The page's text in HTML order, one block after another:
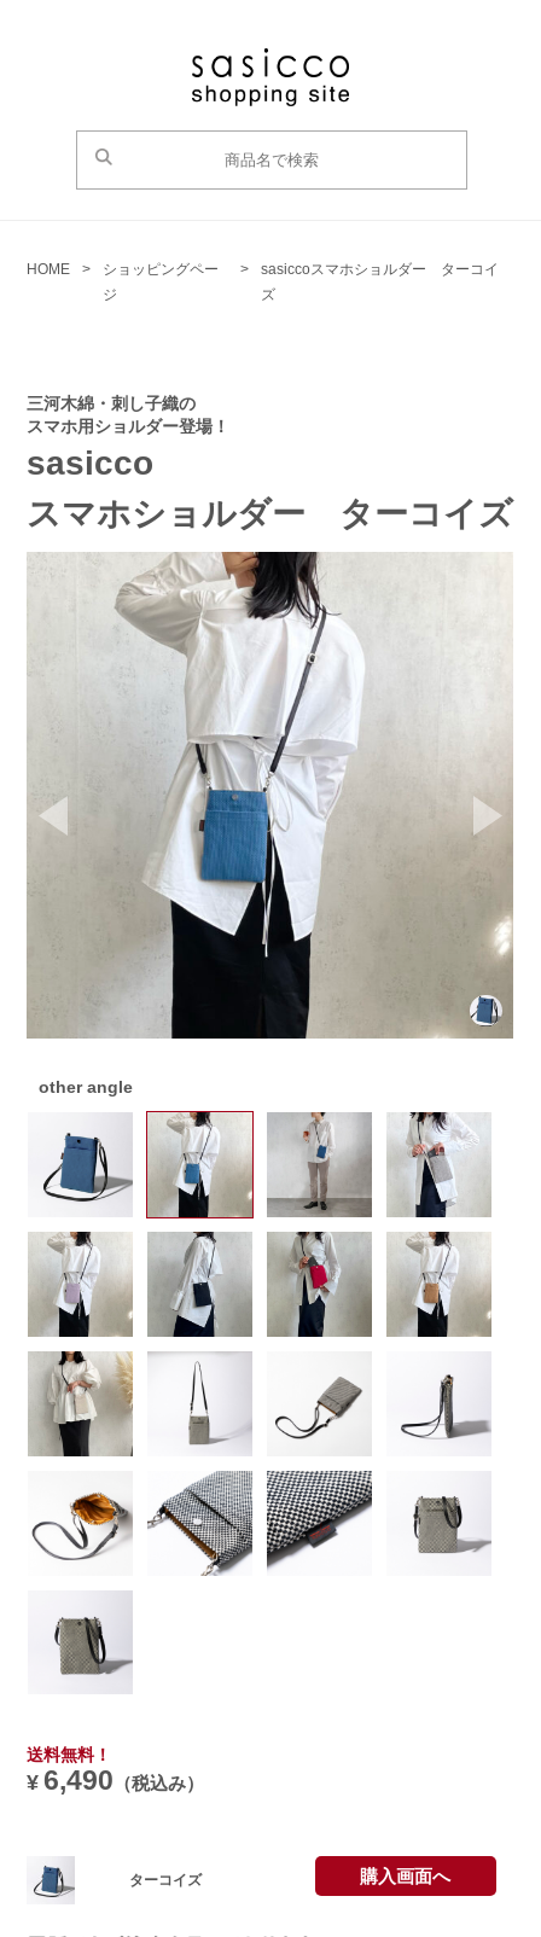
HOME >
ショッピングペー
ジ
> sasiccoスマホショルダー ターコイ
ズ
三河木綿・刺し子織の
スマホ用ショルダー登場！
sasicco
スマホショルダー ターコイズ
other angle
¥
送料無料！
6,490 （税込み）
ターコイズ 購入画面へ